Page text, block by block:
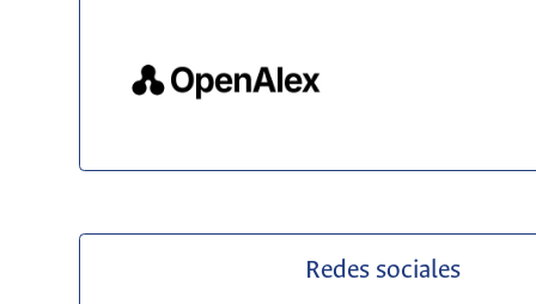
Redes sociales